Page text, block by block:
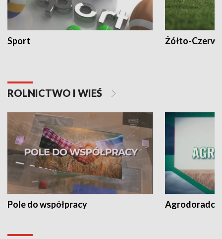
Sport Żółto-
ROLNICTWO I WIEŚ
Pole do współpracy Agrodoradcy